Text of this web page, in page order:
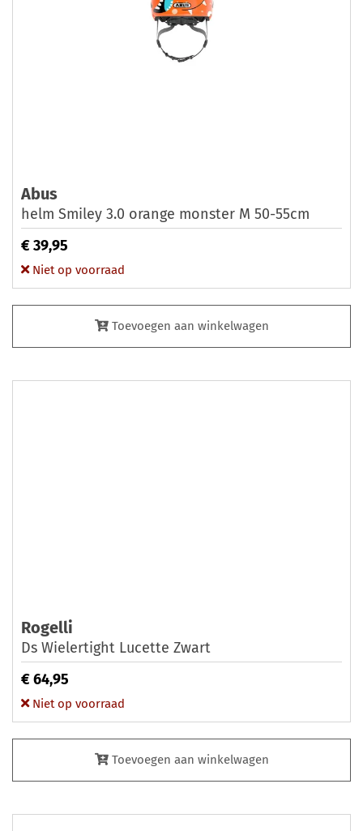
Abus
helm Smiley 3.0 orange monster M 50-55cm
€ 39,95
Niet op voorraad
Toevoegen aan winkelwagen
Rogelli
Ds Wielertight Lucette Zwart
€ 64,95
Niet op voorraad
Toevoegen aan winkelwagen